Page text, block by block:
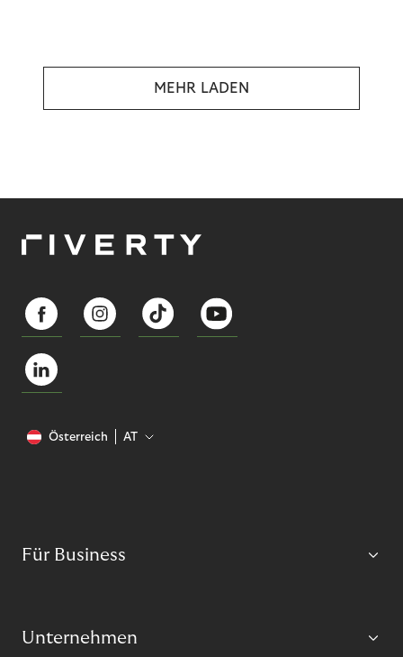
MEHR LADEN
Österreich AT
Für Business
Unternehmen